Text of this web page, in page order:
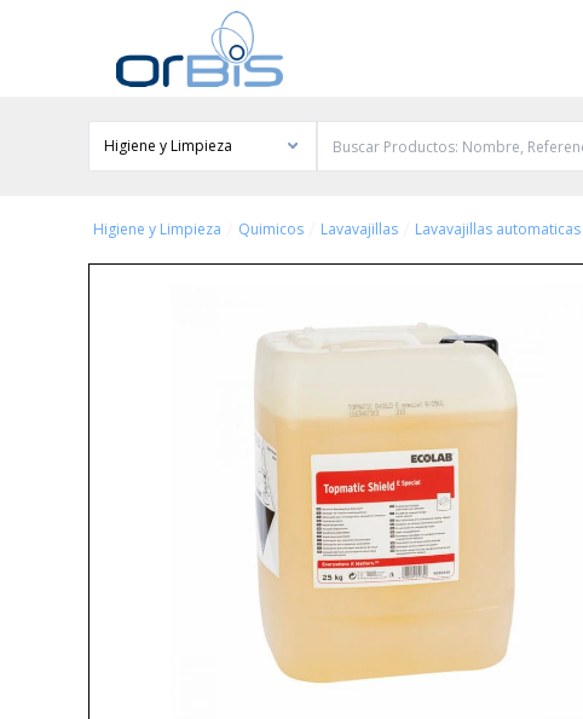
Higiene y Limpieza
Higiene y Limpieza Quimicos Lavavajillas Lavavajillas automaticas